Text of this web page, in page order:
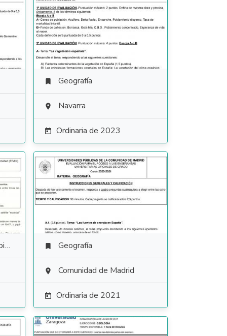
 Geografía
 Navarra
 Ordinaria de 2023
 Geografía
 Comunidad de Madrid
 Ordinaria de 2021